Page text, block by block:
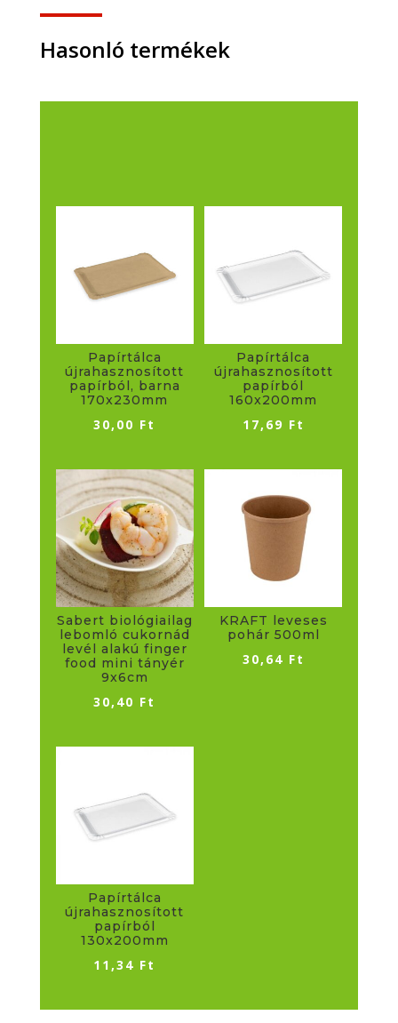
192
x
127
75
mennyiség
Hasonló termékek
Papírtálca
újrahasznosított
papírból, barna
170x230mm
30,00 Ft
Papírtálca
újrahasznosított
papírból
160x200mm
17,69 Ft
Sabert biológiailag
lebomló cukornád
levél alakú finger
food mini tányér
9x6cm
30,40 Ft
KRAFT leveses
pohár 500ml
30,64 Ft
Papírtálca
újrahasznosított
papírból
130x200mm
11,34 Ft